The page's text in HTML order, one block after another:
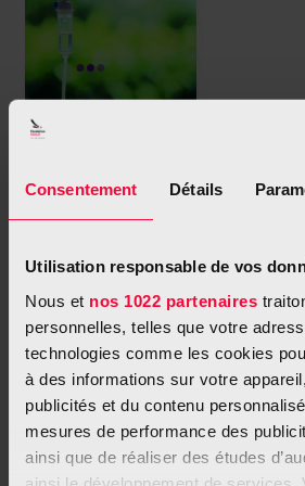
Consentement Détails
Utilisation responsable de vos
Nous et nos 1022 partenaires
personnelles, telles que votre
technologies comme les cookies
à des informations sur votre
publicités et du contenu
mesures de performance des
ainsi que de réaliser des études
La chimiothérapie
mai 2025
Chaque année au Luxembourg, quelque
patients qui vont être traités par
vous accompagne, ainsi que vos
traitement, en vous offrant des
également vous aider à poser les
votre médecin ou à l’équipe médicale.
Version